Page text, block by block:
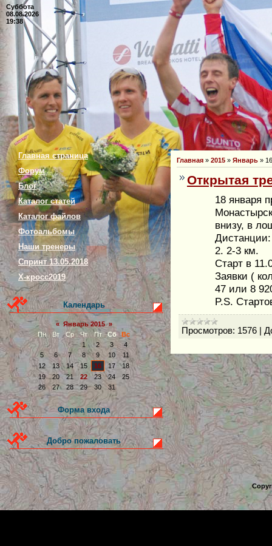
Суббота
08.08.2026
19:38
Главная страница
Форум
Блог
Каталог статей
Каталог файлов
Фотоальбомы
Наши тренеры
Спринт 13.05.2018
Х-кросс2019
Календарь
« Январь 2015 »
Пн
Вт Ср Чт Пт Сб
Вс
1
2 3
4
5
6 7 8 9 10
11
12
13 14 15 16 17
18
19
20 21 22 23 24
25
26
27 28 29 30 31
Форма входа
Добро пожаловать
Главная » 2015 » Январь » 16
Открытая
18 января
внизу, в
2. 2-3 км.
Старт в
Заявки (
47 или 8
P.S.
Просмотров: 1576 |